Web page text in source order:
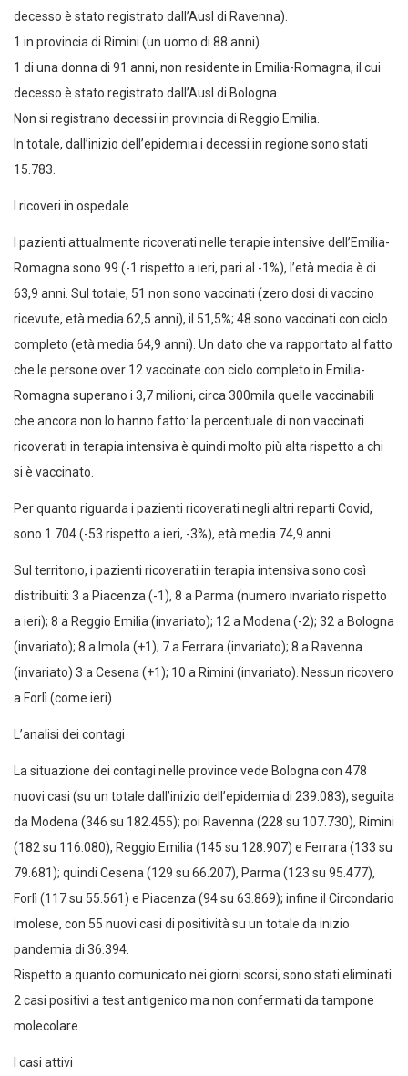
decesso è stato registrato dall’Ausl di Ravenna).
1 in provincia di Rimini (un uomo di 88 anni).
1 di una donna di 91 anni, non residente in Emilia-Romagna, il cui
decesso è stato registrato dall’Ausl di Bologna.
Non si registrano decessi in provincia di Reggio Emilia.
In totale, dall’inizio dell’epidemia i decessi in regione sono stati
15.783.
I ricoveri in ospedale
I pazienti attualmente ricoverati nelle terapie intensive dell’Emilia-
Romagna sono 99 (-1 rispetto a ieri, pari al -1%), l’età media è di
63,9 anni. Sul totale, 51 non sono vaccinati (zero dosi di vaccino
ricevute, età media 62,5 anni), il 51,5%; 48 sono vaccinati con ciclo
completo (età media 64,9 anni). Un dato che va rapportato al fatto
che le persone over 12 vaccinate con ciclo completo in Emilia-
Romagna superano i 3,7 milioni, circa 300mila quelle vaccinabili
che ancora non lo hanno fatto: la percentuale di non vaccinati
ricoverati in terapia intensiva è quindi molto più alta rispetto a chi
si è vaccinato.
Per quanto riguarda i pazienti ricoverati negli altri reparti Covid,
sono 1.704 (-53 rispetto a ieri, -3%), età media 74,9 anni.
Sul territorio, i pazienti ricoverati in terapia intensiva sono così
distribuiti: 3 a Piacenza (-1), 8 a Parma (numero invariato rispetto
a ieri); 8 a Reggio Emilia (invariato); 12 a Modena (-2); 32 a Bologna
(invariato); 8 a Imola (+1); 7 a Ferrara (invariato); 8 a Ravenna
(invariato) 3 a Cesena (+1); 10 a Rimini (invariato). Nessun ricovero
a Forlì (come ieri).
L’analisi dei contagi
La situazione dei contagi nelle province vede Bologna con 478
nuovi casi (su un totale dall’inizio dell’epidemia di 239.083), seguita
da Modena (346 su 182.455); poi Ravenna (228 su 107.730), Rimini
(182 su 116.080), Reggio Emilia (145 su 128.907) e Ferrara (133 su
79.681); quindi Cesena (129 su 66.207), Parma (123 su 95.477),
Forlì (117 su 55.561) e Piacenza (94 su 63.869); infine il Circondario
imolese, con 55 nuovi casi di positività su un totale da inizio
pandemia di 36.394.
Rispetto a quanto comunicato nei giorni scorsi, sono stati eliminati
2 casi positivi a test antigenico ma non confermati da tampone
molecolare.
I casi attivi